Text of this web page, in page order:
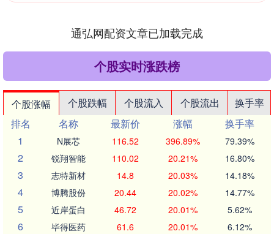
通弘网配资文章已加载完成
个股实时涨跌榜
个股涨幅 个股跌幅 个股流入 个股流出
换手率
排名
名称 最新价 涨幅
换手率
1
N展芯 116.52 396.89% 79.39%
2 锐翔智能 110.02 20.21% 16.80%
3 志特新材 14.8 20.03% 14.18%
4 博腾股份 20.44 20.02% 14.77%
5 近岸蛋白 46.72 20.01% 5.62%
6 毕得医药 61.6 20.01% 6.12%